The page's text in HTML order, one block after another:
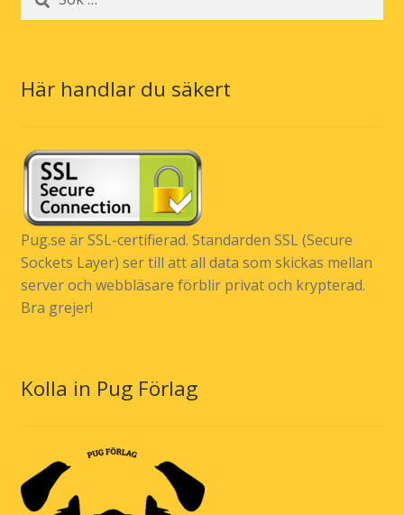
efter:
Här handlar du säkert
Pug.se är SSL-certifierad. Standarden SSL (Secure
Sockets Layer) ser till att all data som skickas mellan
server och webbläsare förblir privat och krypterad.
Bra grejer!
Kolla in Pug Förlag